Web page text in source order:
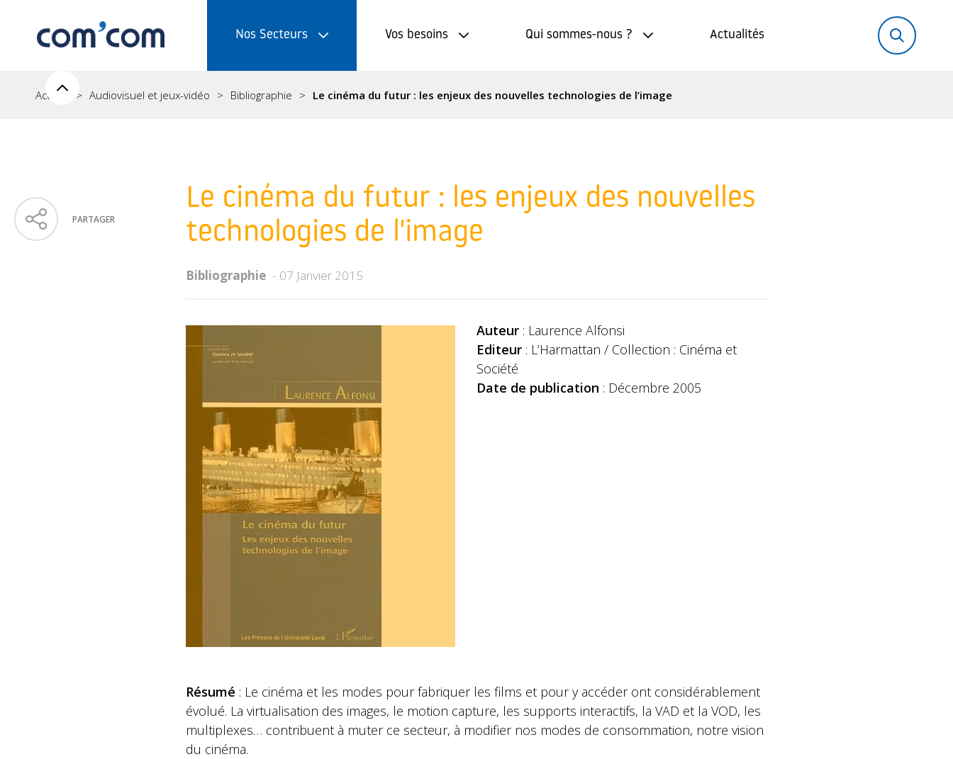
Nos Secteurs Vos besoins Qui sommes-nous ? Actualités
Rechercher:
Accueil Audiovisuel et jeux-vidéo Bibliographie Le cinéma du futur : les enjeux des nouvelles technologies de l’image
Le cinéma du futur : les enjeux des nouvelles
technologies de l'image
Bibliographie 07 Janvier 2015
PARTAGER
Auteur : Laurence Alfonsi
Editeur : L’Harmattan / Collection : Cinéma et
Société
Date de publication : Décembre 2005
Résumé : Le cinéma et les modes pour fabriquer les films et pour y accéder ont considérablement
évolué. La virtualisation des images, le motion capture, les supports interactifs, la VAD et la VOD, les
multiplexes… contribuent à muter ce secteur, à modifier nos modes de consommation, notre vision
du cinéma.